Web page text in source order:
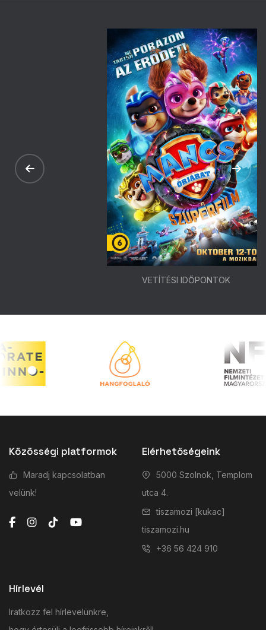
VETÍTÉSI IDŐPONTOK
Közösségi platformok
Maradj kapcsolatban
velünk!
Elérhetőségeink
5000 Szolnok, Templom
utca 4.
tiszamozi [kukac]
tiszamozi.hu
+36 56 424 910
Hírlevél
Iratkozz fel hírlevelünkre,